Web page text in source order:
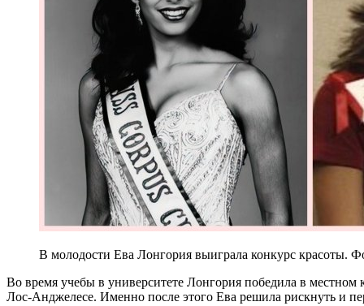
В молодости Ева Лонгория выиграла конкурс красоты.
Во время учебы в университете Лонгория победила в местном
Лос-Анджелесе. Именно после этого Ева решила рискнуть и